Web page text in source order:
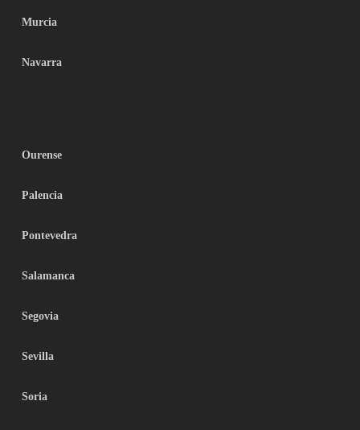
Murcia
Navarra
Ourense
Palencia
Pontevedra
Salamanca
Segovia
Sevilla
Soria